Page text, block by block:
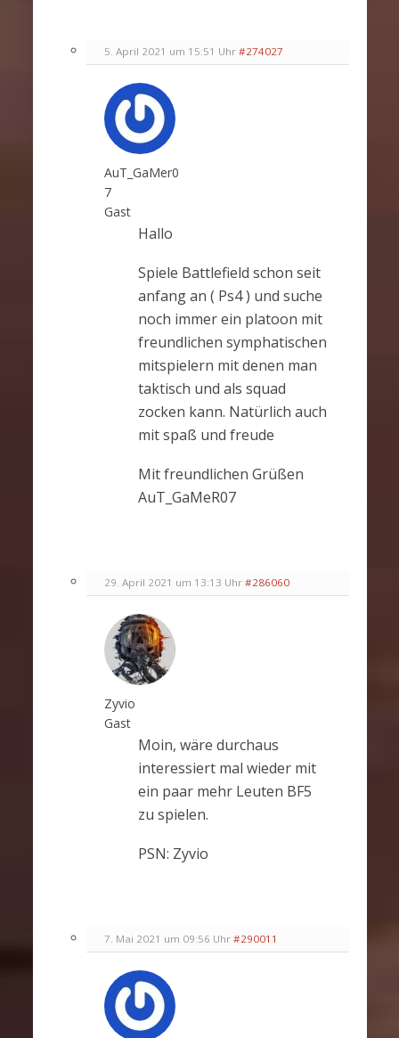
5. April 2021 um 15:51 Uhr #274027
AuT_GaMer0
7
Gast
Hallo
Spiele Battlefield schon seit
anfang an ( Ps4 ) und suche
noch immer ein platoon mit
freundlichen symphatischen
mitspielern mit denen man
taktisch und als squad
zocken kann. Natürlich auch
mit spaß und freude
Mit freundlichen Grüßen
AuT_GaMeR07
29. April 2021 um 13:13 Uhr #286060
Zyvio
Gast
Moin, wäre durchaus
interessiert mal wieder mit
ein paar mehr Leuten BF5
zu spielen.
PSN: Zyvio
7. Mai 2021 um 09:56 Uhr #290011